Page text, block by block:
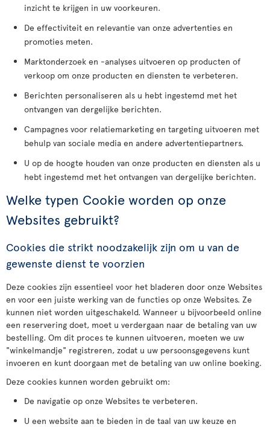
inzicht te krijgen in uw voorkeuren.
De effectiviteit en relevantie van onze advertenties en
promoties meten.
Marktonderzoek en -analyses uitvoeren op producten of
verkoop om onze producten en diensten te verbeteren.
Berichten personaliseren als u hebt ingestemd met het
ontvangen van dergelijke berichten.
Campagnes voor relatiemarketing en targeting uitvoeren met
behulp van sociale media en andere advertentiepartners.
U op de hoogte houden van onze producten en diensten als u
hebt ingestemd met het ontvangen van dergelijke berichten.
Welke typen Cookie worden op onze
Websites gebruikt?
Cookies die strikt noodzakelijk zijn om u van de
gewenste dienst te voorzien
Deze cookies zijn essentieel voor het bladeren door onze Websites
en voor een juiste werking van de functies op onze Websites. Ze
kunnen niet worden uitgeschakeld. Wanneer u bijvoorbeeld online
een reservering doet, moet u verdergaan naar de betaling van uw
bestelling. Om dit proces te kunnen uitvoeren, moeten we uw
"winkelmandje" registreren, zodat u uw persoonsgegevens kunt
invoeren en kunt doorgaan met de betaling van uw online boeking.
Deze cookies kunnen worden gebruikt om:
De navigatie op onze Websites te verbeteren.
U een website aan te bieden in de taal van uw keuze en